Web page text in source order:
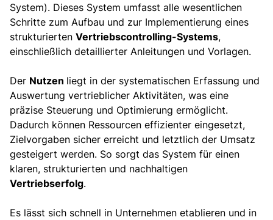
System). Dieses System umfasst alle wesentlichen
Schritte zum Aufbau und zur Implementierung eines
strukturierten Vertriebscontrolling-Systems,
einschließlich detaillierter Anleitungen und Vorlagen.
Der Nutzen liegt in der systematischen Erfassung und
Auswertung vertrieblicher Aktivitäten, was eine
präzise Steuerung und Optimierung ermöglicht.
Dadurch können Ressourcen effizienter eingesetzt,
Zielvorgaben sicher erreicht und letztlich der Umsatz
gesteigert werden. So sorgt das System für einen
klaren, strukturierten und nachhaltigen
Vertriebserfolg.
Es lässt sich schnell in Unternehmen etablieren und in